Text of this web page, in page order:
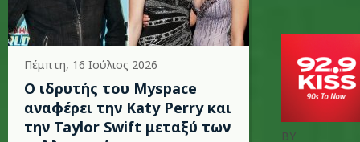
Πέμπτη, 16 Ιούλιος 2026
Ο ιδρυτής του Myspace
αναφέρει την Katy Perry και
την Taylor Swift μεταξύ των
BY